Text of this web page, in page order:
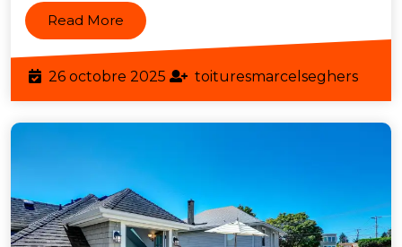
Isolation
Efficace
Read More Read
More
26 octobre 2025 26
octobre
2025
toituresmarcelseghers